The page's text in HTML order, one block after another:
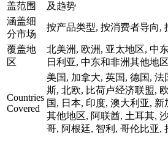
盖范围
及趋势
涵盖细
分市场
按产品类型, 按消费者导向,
覆盖地
区
北美洲, 欧洲, 亚太地区, 中
日利亚, 中东和非洲其他地
Countries
Covered
美国, 加拿大, 英国, 德国,
斯, 北欧, 比荷卢经济联盟,
国, 日本, 印度, 澳大利亚,
其他地区, 阿联酋, 土耳其,
哥, 阿根廷, 智利, 哥伦比亚,